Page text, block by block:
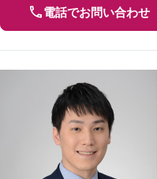
電話でお問い合わせ